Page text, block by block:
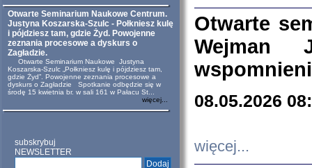
Otwarte Seminarium Naukowe Centrum.
Justyna Koszarska-Szulc - Połkniesz kulę
i pójdziesz tam, gdzie Żyd. Powojenne
zeznania procesowe a dyskurs o
Zagładzie.
Otwarte Seminarium Naukowe Justyna
Koszarska-Szulc „Połkniesz kulę i pójdziesz tam,
gdzie Żyd”. Powojenne zeznania procesowe a
dyskurs o Zagładzie Spotkanie odbędzie się w
środę 15 kwietnia br. w sali 161 w Pałacu St...
więcej...
subskrybuj
NEWSLETTER
Otwarte
Wejman
08.05.2026
więcej...